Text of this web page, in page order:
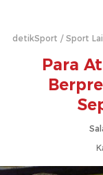
detikSport Sport
Para